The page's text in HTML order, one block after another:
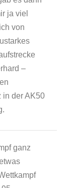
ja viel
von
–
in der AK50
ganz